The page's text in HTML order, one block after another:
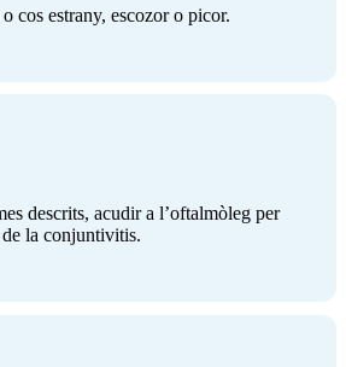
cos estrany, escozor o picor.
descrits, acudir a l’oftalmòleg per
la conjuntivitis.